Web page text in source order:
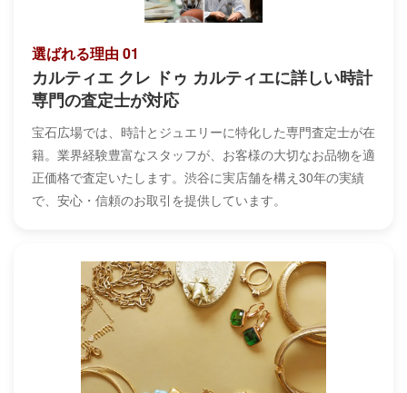
選ばれる理由 01
カルティエ クレ ドゥ カルティエに詳しい時計
専門の査定士が対応
宝石広場では、時計とジュエリーに特化した専門査定士が在
籍。業界経験豊富なスタッフが、お客様の大切なお品物を適
正価格で査定いたします。渋谷に実店舗を構え30年の実績
で、安心・信頼のお取引を提供しています。